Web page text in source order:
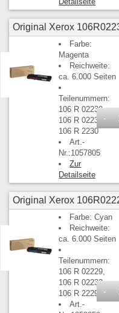
Original Xerox
Farbe:
Magenta
Reichweite:
ca. 6.000 Seiten
Teilenummern:
106 R 02230,
106 R 02234,
106 R 2230
Art.-
Nr.:1057805
Zur
Detailseite
-
Original Xerox
Farbe: Cyan
Reichweite:
ca. 6.000 Seiten
Teilenummern:
106 R 02229,
106 R 02233,
106 R 2229
Art.-
-